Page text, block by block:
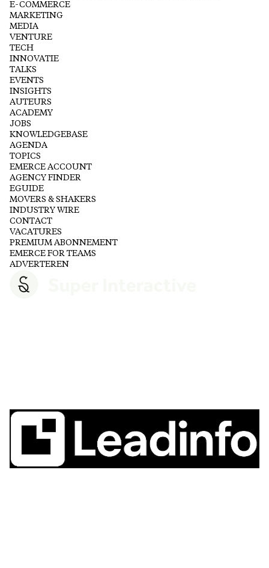
E-COMMERCE
MARKETING
MEDIA
VENTURE
TECH
INNOVATIE
TALKS
EVENTS
INSIGHTS
AUTEURS
ACADEMY
JOBS
KNOWLEDGEBASE
AGENDA
TOPICS
EMERCE ACCOUNT
AGENCY FINDER
EGUIDE
MOVERS & SHAKERS
INDUSTRY WIRE
CONTACT
VACATURES
PREMIUM ABONNEMENT
EMERCE FOR TEAMS
ADVERTEREN